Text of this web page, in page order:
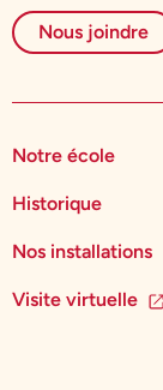
Nous joindre
Notre école
Historique
Nos installations
Visite virtuelle